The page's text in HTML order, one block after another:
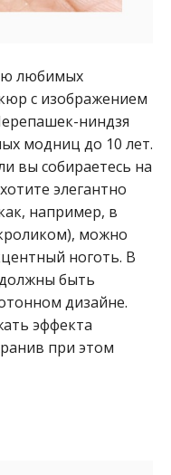
любимых
с изображением
ниндзя
модниц до 10 лет.
вы собираетесь на
элегантно
например, в
можно
ноготь. В
быть
дизайне.
эффекта
при этом